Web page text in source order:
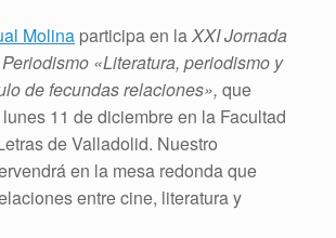
Molina participa en laXXI Jornada
«Literatura, periodismo y
de fecundas relaciones», que
11 de diciembre en la Facultad
de Valladolid. Nuestro
en la mesa redonda que
entre cine, literatura y